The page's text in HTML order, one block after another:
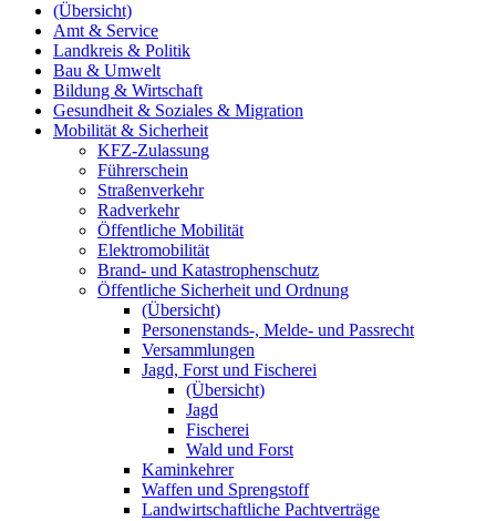
(Übersicht)
Amt & Service
Landkreis & Politik
Bau & Umwelt
Bildung & Wirtschaft
Gesundheit & Soziales & Migration
Mobilität & Sicherheit
KFZ-Zulassung
Führerschein
Straßenverkehr
Radverkehr
Öffentliche Mobilität
Elektromobilität
Brand- und Katastrophenschutz
Öffentliche Sicherheit und Ordnung
(Übersicht)
Personenstands-, Melde- und Passrecht
Versammlungen
Jagd, Forst und Fischerei
(Übersicht)
Jagd
Fischerei
Wald und Forst
Kaminkehrer
Waffen und Sprengstoff
Landwirtschaftliche Pachtverträge